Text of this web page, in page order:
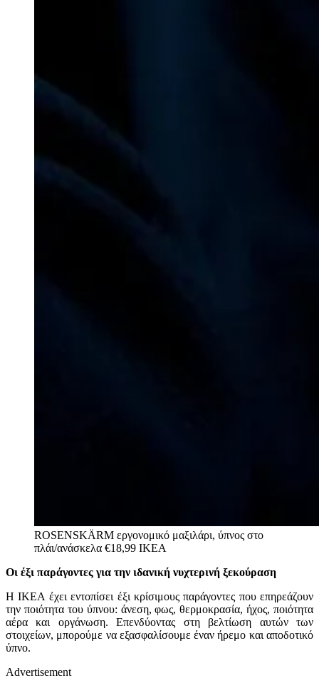
ROSENSKÄRM εργονομικό μαξιλάρι, ύπνος στο
πλάι/ανάσκελα €18,99 ΙΚΕΑ
Οι έξι παράγοντες για την ιδανική νυχτερινή ξεκούραση
Η ΙΚΕΑ έχει εντοπίσει έξι κρίσιμους παράγοντες που επηρεάζουν
την ποιότητα του ύπνου: άνεση, φως, θερμοκρασία, ήχος, ποιότητα
αέρα και οργάνωση. Επενδύοντας στη βελτίωση αυτών των
στοιχείων, μπορούμε να εξασφαλίσουμε έναν ήρεμο και αποδοτικό
ύπνο.
Advertisement